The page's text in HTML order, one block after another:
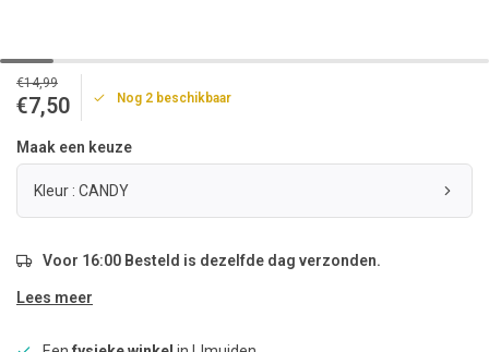
€14,99
€7,50 Nog 2 beschikbaar
Maak een keuze
Kleur : CANDY
Voor 16:00 Besteld is dezelfde dag verzonden.
Lees meer